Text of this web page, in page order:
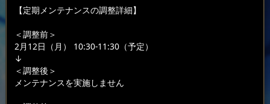
【定期メンテナンスの調整詳細】
＜調整前＞
2月12日（月） 10:30-11:30（予定）
↓
＜調整後＞
メンテナンスを実施しません